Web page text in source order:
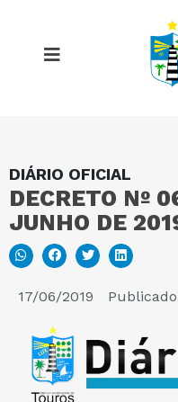
DIÁRIO OFICIAL
DECRETO Nº
JUNHO DE
17/06/2019
MAPA DO SITE
PORTAL DA
E-SIC
PERGUNTAS